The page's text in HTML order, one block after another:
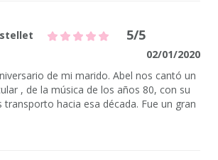
5/5
02/01/2020
de mi marido. Abel nos cantó un
, de la música de los años 80, con su
hacia esa década. Fue un gran